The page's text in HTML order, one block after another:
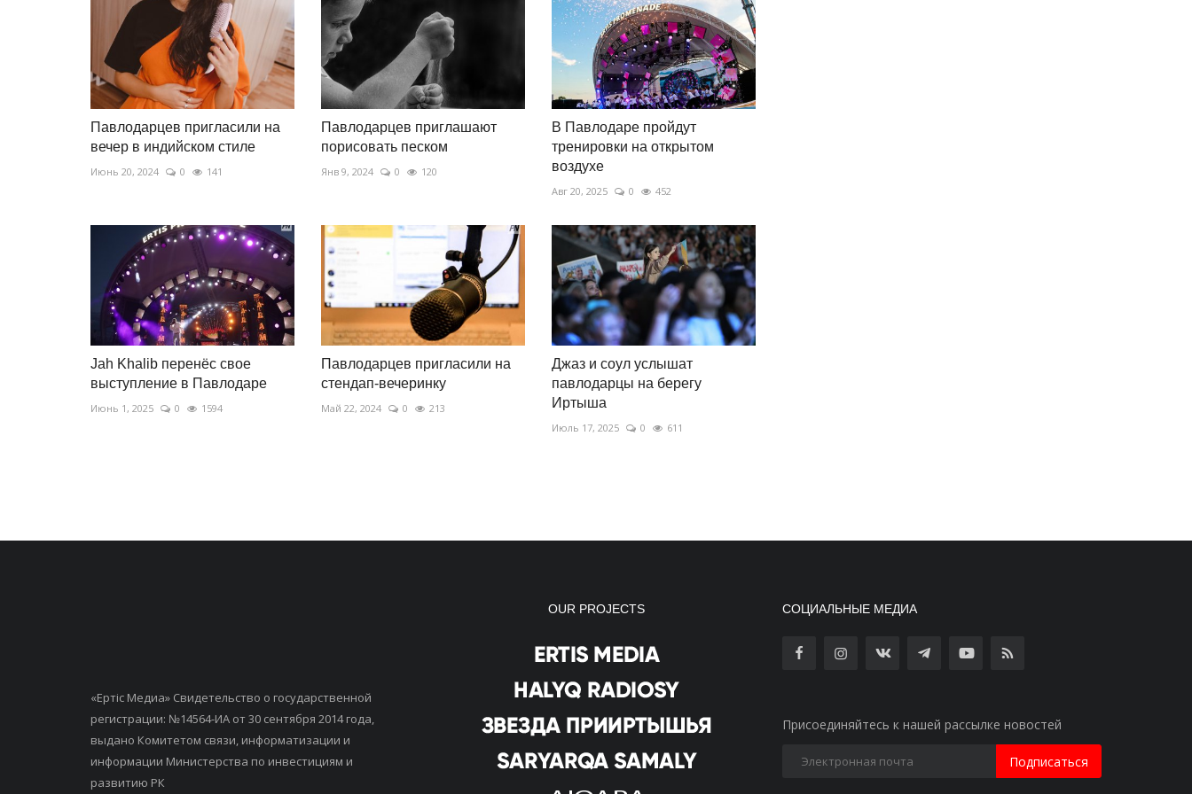
Павлодарцев пригласили на
вечер в индийском стиле
Июнь 20, 2024 0 141
Павлодарцев приглашают
порисовать песком
Янв 9, 2024 0 120
В Павлодаре пройдут
тренировки на открытом
воздухе
Авг 20, 2025 0 452
Jah Khalib перенёс свое
выступление в Павлодаре
Июнь 1, 2025 0 1594
Павлодарцев пригласили на
стендап-вечеринку
Май 22, 2024 0 213
Джаз и соул услышат
павлодарцы на берегу
Иртыша
Июль 17, 2025 0 611
«Ертiс Медиа» Свидетельство о государственной
регистрации: №14564-ИА от 30 сентября 2014 года,
выдано Комитетом связи, информатизации и
информации Министерства по инвестициям и
развитию РК
OUR PROJECTS СОЦИАЛЬНЫЕ МЕДИА
Присоединяйтесь к нашей рассылке новостей
Подписаться